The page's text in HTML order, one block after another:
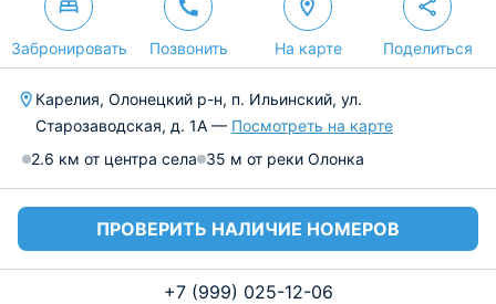
Забронировать Позвонить На карте Поделиться
Карелия, Олонецкий р-н, п. Ильинский, ул.
Старозаводская, д. 1А — Посмотреть на карте
2.6 км от центра села 35 м от реки Олонка
ПРОВЕРИТЬ НАЛИЧИЕ НОМЕРОВ
+7 (999) 025-12-06